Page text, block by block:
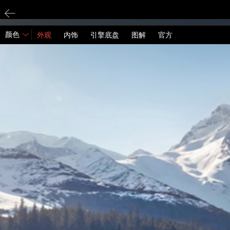
颜色 外观 内饰 引擎底盘 图解 官方